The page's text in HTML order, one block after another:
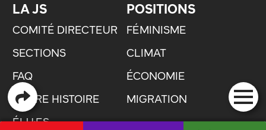
LA JS
COMITÉ DIRECTEUR
SECTIONS
FAQ
NOTRE HISTOIRE
ÉLU·ES
POSITIONS
FÉMINISME
CLIMAT
ÉCONOMIE
MIGRATION